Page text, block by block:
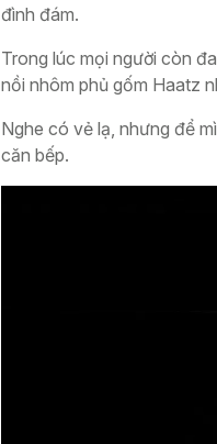
đình đám.
Trong lúc mọi người còn
nồi nhôm phủ gốm Haatz
Nghe có vẻ lạ, nhưng để
căn bếp.